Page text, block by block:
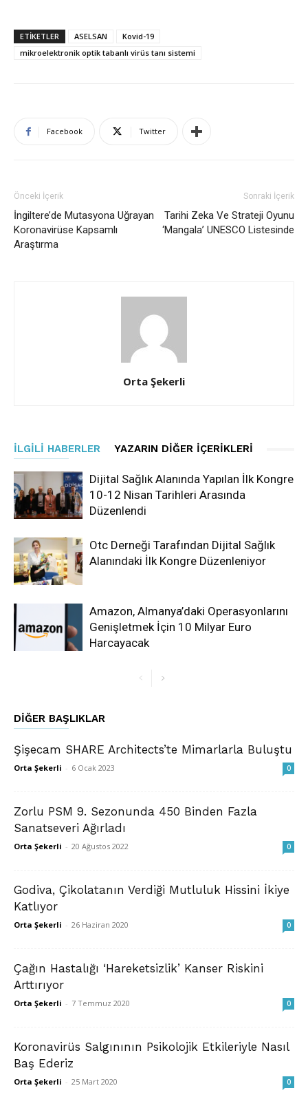
ETIKETLER ASELSAN
Kovid-19
mikroelektronik optik tabanlı virüs tanı sistemi
Facebook Twitter
Önceki İçerik
İngiltere’de Mutasyona Uğrayan
Koronavirüse Kapsamlı
Araştırma
Sonraki İçerik
Tarihi Zeka Ve Strateji Oyunu
‘Mangala’ UNESCO Listesinde
Orta Şekerli
İLGILI HABERLER YAZARIN DIĞER İÇERIKLERI
Dijital Sağlık Alanında Yapılan İlk Kongre
10-12 Nisan Tarihleri Arasında
Düzenlendi
Otc Derneği Tarafından Dijital Sağlık
Alanındaki İlk Kongre Düzenleniyor
Amazon, Almanya’daki Operasyonlarını
Genişletmek İçin 10 Milyar Euro
Harcayacak
DIĞER BAŞLIKLAR
Şişecam SHARE Architects’te Mimarlarla Buluştu
Orta Şekerli - 6 Ocak 2023 0
Zorlu PSM 9. Sezonunda 450 Binden Fazla
Sanatseveri Ağırladı
Orta Şekerli - 20 Ağustos 2022 0
Godiva, Çikolatanın Verdiği Mutluluk Hissini İkiye
Katlıyor
Orta Şekerli - 26 Haziran 2020 0
Çağın Hastalığı ‘Hareketsizlik’ Kanser Riskini
Arttırıyor
Orta Şekerli - 7 Temmuz 2020 0
Koronavirüs Salgınının Psikolojik Etkileriyle Nasıl
Baş Ederiz
Orta Şekerli - 25 Mart 2020 0